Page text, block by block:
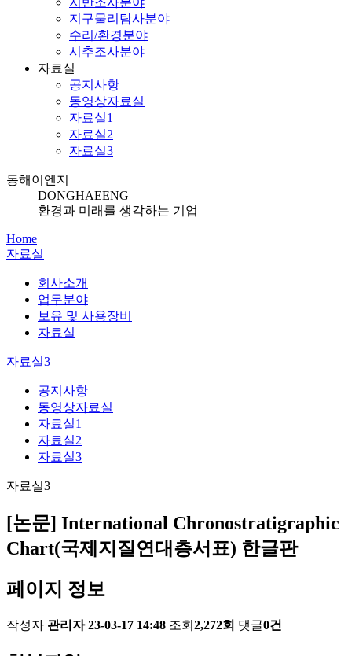
지구물리탐사분야
수리/환경분야
시추조사분야
자료실
공지사항
동영상자료실
자료실1
자료실2
자료실3
동해이엔지
DONGHAEENG
환경과 미래를 생각하는 기업
Home
자료실
회사소개
업무분야
보유 및 사용장비
자료실
자료실3
공지사항
동영상자료실
자료실1
자료실2
자료실3
자료실3
[논문] International Chronostratigraphic
Chart(국제지질연대층서표) 한글판
페이지 정보
작성자 관리자 23-03-17 14:48 조회 2,272회 댓글0건